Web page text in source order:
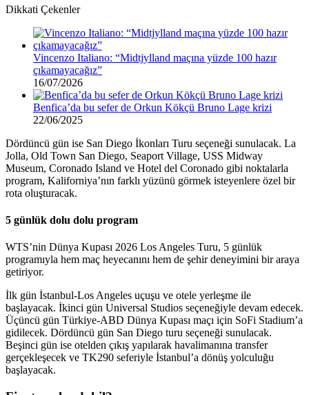
Dikkati Çekenler
Vincenzo Italiano: “Midtjylland maçına yüzde 100 hazır
çıkamayacağız”
16/07/2026
Benfica’da bu sefer de Orkun Kökçü Bruno Lage krizi
22/06/2025
Dördüncü gün ise San Diego İkonları Turu seçeneği sunulacak. La
Jolla, Old Town San Diego, Seaport Village, USS Midway
Museum, Coronado Island ve Hotel del Coronado gibi noktalarla
program, Kaliforniya’nın farklı yüzünü görmek isteyenlere özel bir
rota oluşturacak.
5 günlük dolu dolu program
WTS’nin Dünya Kupası 2026 Los Angeles Turu, 5 günlük
programıyla hem maç heyecanını hem de şehir deneyimini bir araya
getiriyor.
İlk gün İstanbul-Los Angeles uçuşu ve otele yerleşme ile
başlayacak. İkinci gün Universal Studios seçeneğiyle devam edecek.
Üçüncü gün Türkiye-ABD Dünya Kupası maçı için SoFi Stadium’a
gidilecek. Dördüncü gün San Diego turu seçeneği sunulacak.
Beşinci gün ise otelden çıkış yapılarak havalimanına transfer
gerçekleşecek ve TK290 seferiyle İstanbul’a dönüş yolculuğu
başlayacak.